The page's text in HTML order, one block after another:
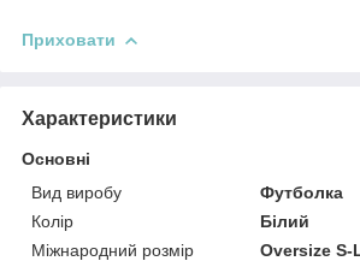
Приховати
Характеристики
Основні
Вид виробу
Футболка
Колір
Білий
Міжнародний розмір
Oversize S-